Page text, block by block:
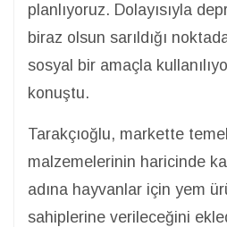
planlıyoruz. Dolayısıyla
biraz olsun sarıldığı
sosyal bir amaçla
konuştu.
Tarakçıoğlu, markette
malzemelerinin haricinde
adına hayvanlar için yem
sahiplerine verileceğini